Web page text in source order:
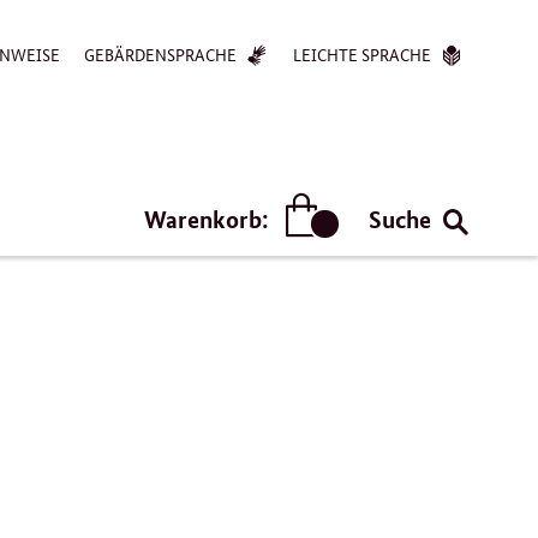
GEBÄRDENSPRACHE LEICHTE SPRACHE
Warenkorb:
Artikel
Suche